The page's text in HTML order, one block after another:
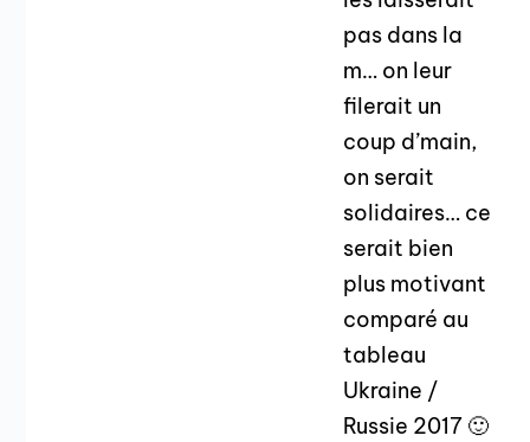
pas dans la
m… on leur
filerait un
coup d’main,
on serait
solidaires… ce
serait bien
plus motivant
comparé au
tableau
Ukraine /
Russie 2017 🙂